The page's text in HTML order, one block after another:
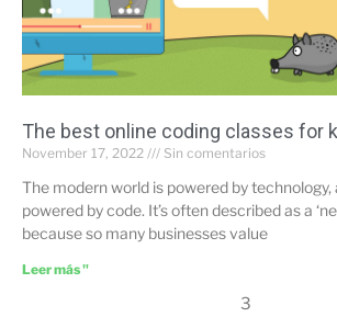
The best online coding classes for
November 17, 2022 Sin comentarios
The modern world is powered by
powered by code. It’s often described as a
because so many businesses value
Leer más "
3